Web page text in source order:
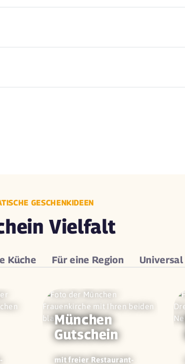
GESCHENKIDEEN
Vielfalt
Küche Für eine Region Universal
München
Gutschein
mit freier Restaurant-